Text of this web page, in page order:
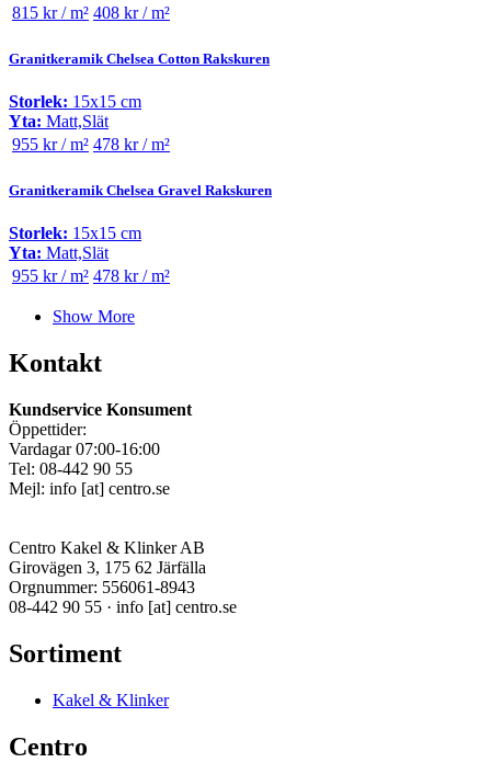
815 kr / m² 408 kr / m²
Granitkeramik Chelsea Cotton Rakskuren
Storlek: 15x15 cm
Yta: Matt,Slät
955 kr / m² 478 kr / m²
Granitkeramik Chelsea Gravel Rakskuren
Storlek: 15x15 cm
Yta: Matt,Slät
955 kr / m² 478 kr / m²
Show More
Kontakt
Kundservice Konsument
Öppettider:
Vardagar 07:00-16:00
Tel: 08-442 90 55
Mejl: info [at] centro.se
Centro Kakel & Klinker AB
Girovägen 3, 175 62 Järfälla
Orgnummer: 556061-8943
08-442 90 55 · info [at] centro.se
Sortiment
Kakel & Klinker
Centro